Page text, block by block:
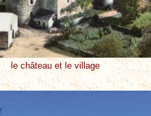
le château et le village